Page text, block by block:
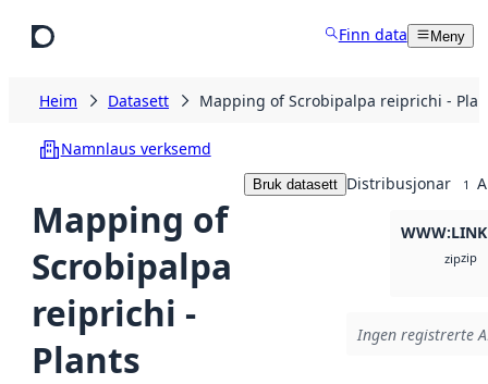
Finn data Meny
Heim Datasett Mapping of Scrobipalpa reiprichi -
Namnlaus verksemd
Mapping of
Scrobipalpa
reiprichi -
Plants
Bruk datasett Distribusjonar 1
WWW:LINK
zipzip
Ingen registrerte